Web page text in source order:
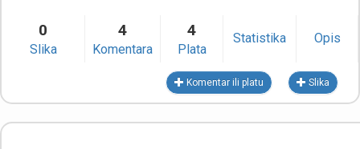
0
Slika
4
Komentara
4
Plata
Statistika Opis
Komentar ili platu Slika